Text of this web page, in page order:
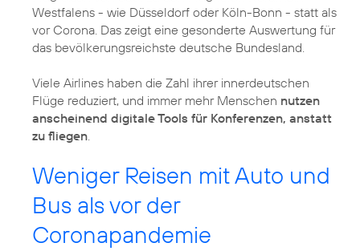
Westfalens - wie Düsseldorf oder Köln-Bonn - statt als
vor Corona. Das zeigt eine gesonderte Auswertung für
das bevölkerungsreichste deutsche Bundesland.
Viele Airlines haben die Zahl ihrer innerdeutschen
Flüge reduziert, und immer mehr Menschen nutzen
anscheinend digitale Tools für Konferenzen, anstatt
zu fliegen.
Weniger Reisen mit Auto und
Bus als vor der
Coronapandemie